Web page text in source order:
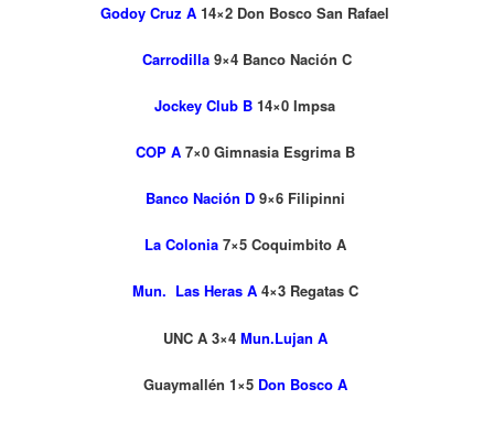
Godoy Cruz A 14×2 Don Bosco San Rafael
Carrodilla 9×4 Banco Nación C
Jockey Club B 14×0 Impsa
COP A7×0 Gimnasia Esgrima B
Banco Nación D9×6 Filipinni
La Colonia7×5 Coquimbito A
Mun. Las Heras A4×3 Regatas C
UNC A 3×4 Mun.Lujan A
Guaymallén 1×5 Don Bosco A